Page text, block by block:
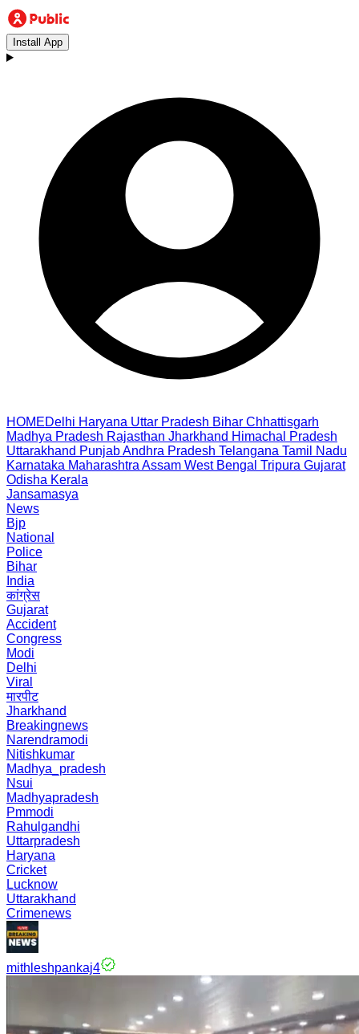
Install App
HOMEDelhi Haryana Uttar Pradesh Bihar Chhattisgarh
Madhya Pradesh Rajasthan Jharkhand Himachal Pradesh
Uttarakhand PunjabAndhra Pradesh Telangana Tamil Nadu
Karnataka Maharashtra Assam West Bengal Tripura Gujarat
Odisha Kerala
Jansamasya
News
Bjp
National
Police
Bihar
India
कांग्रेस
Gujarat
Accident
Congress
Modi
Delhi
Viral
मारपीट
Jharkhand
Breakingnews
Narendramodi
Nitishkumar
Madhya_pradesh
Nsui
Madhyapradesh
Pmmodi
Rahulgandhi
Uttarpradesh
Haryana
Cricket
Lucknow
Uttarakhand
Crimenews
mithleshpankaj4